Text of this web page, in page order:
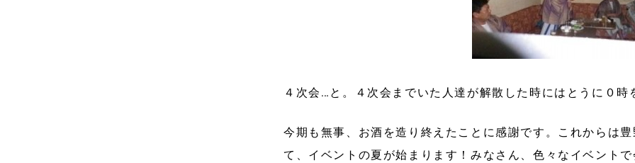
４次会…と。４次会までいた人達が解散した時にはとうに０時
今期も無事、お酒を造り終えたことに感謝です。これからは
て、イベントの夏が始まります！みなさん、色々なイベント